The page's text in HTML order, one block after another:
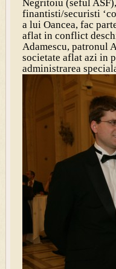
Negritoiu (seful
finantisti/securisti
a lui Oancea, fac
aflat in conflict
Adamescu, patronul
societate aflat azi in
administrarea